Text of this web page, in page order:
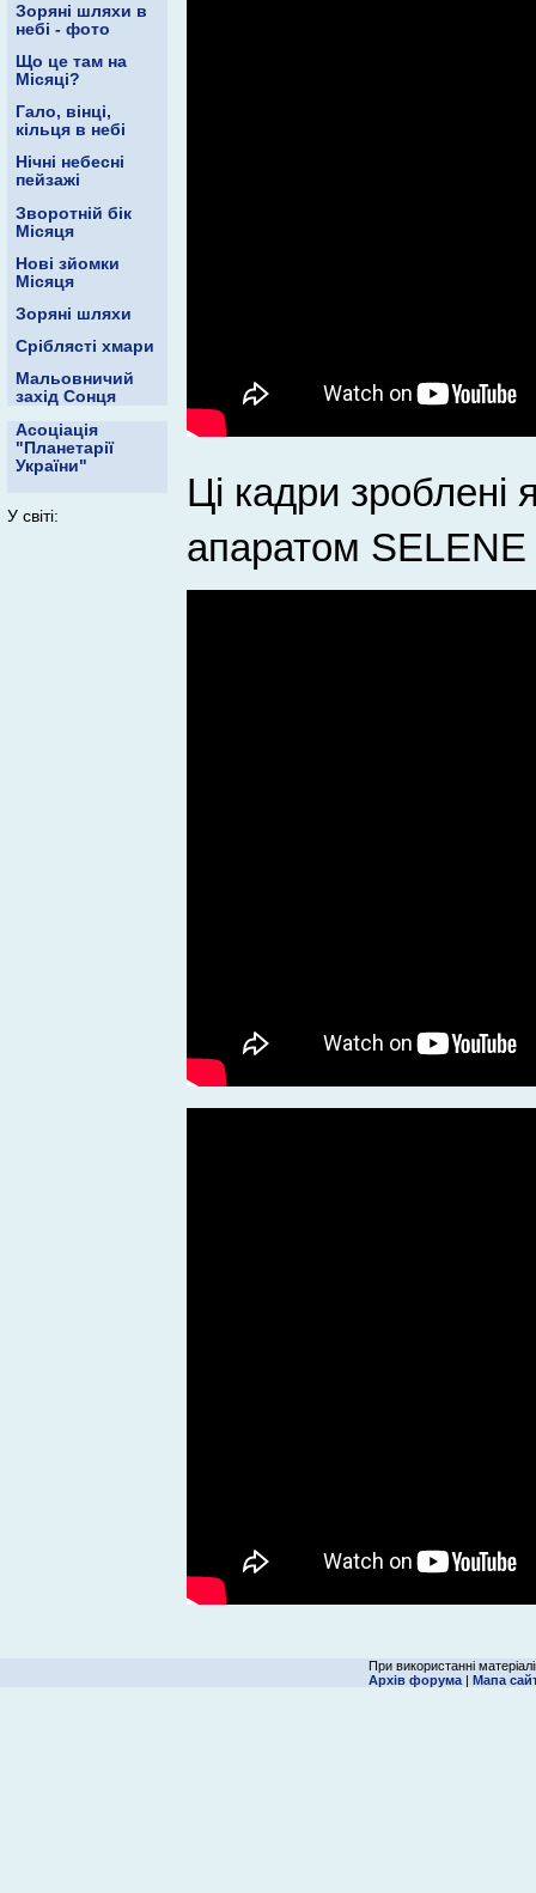
Зоряні шляхи в
небі - фото
Що це там на
Місяці?
Гало, вінці,
кільця в небі
Нічні небесні
пейзажі
Зворотній бік
Місяця
Нові зйомки
Місяця
Зоряні шляхи
Сріблясті хмари
Мальовничий
захід Сонця
Асоціація
"Планетарії
України"
У світі:
Ці кадри зроблені
апаратом
При використанні
Архів форума| Мапа